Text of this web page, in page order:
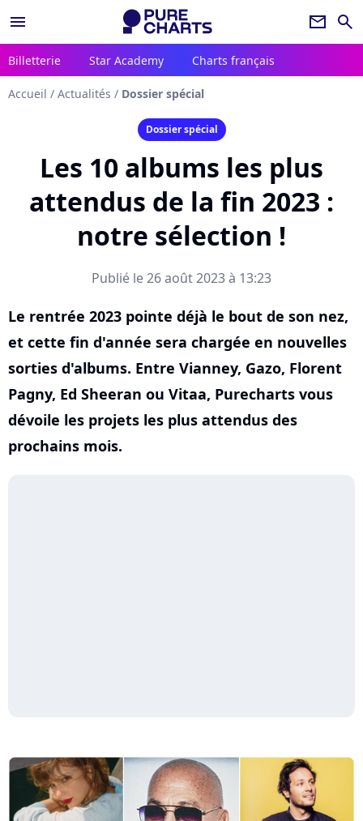
menu newsletter search
Billetterie Star Academy Charts français
Accueil / Actualités / Dossier spécial
Dossier spécial
Les 10 albums les plus
attendus de la fin 2023 :
notre sélection !
Publié le 26 août 2023 à 13:23
Le rentrée 2023 pointe déjà le bout de son nez,
et cette fin d'année sera chargée en nouvelles
sorties d'albums. Entre Vianney, Gazo, Florent
Pagny, Ed Sheeran ou Vitaa, Purecharts vous
dévoile les projets les plus attendus des
prochains mois.